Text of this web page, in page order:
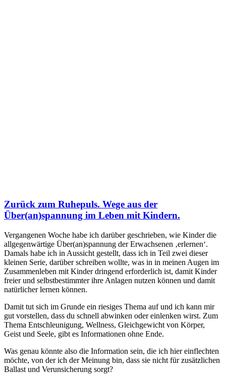
Zurück zum Ruhepuls. Wege aus der
Über(an)spannung im Leben mit Kindern.
Vergangenen Woche habe ich darüber geschrieben, wie Kinder die
allgegenwärtige Über(an)spannung der Erwachsenen ‚erlernen‘.
Damals habe ich in Aussicht gestellt, dass ich in Teil zwei dieser
kleinen Serie, darüber schreiben wollte, was in in meinen Augen im
Zusammenleben mit Kinder dringend erforderlich ist, damit Kinder
freier und selbstbestimmter ihre Anlagen nutzen können und damit
natürlicher lernen können.
Damit tut sich im Grunde ein riesiges Thema auf und ich kann mir
gut vorstellen, dass du schnell abwinken oder einlenken wirst. Zum
Thema Entschleunigung, Wellness, Gleichgewicht von Körper,
Geist und Seele, gibt es Informationen ohne Ende.
Was genau könnte also die Information sein, die ich hier einflechten
möchte, von der ich der Meinung bin, dass sie nicht für zusätzlichen
Ballast und Verunsicherung sorgt?